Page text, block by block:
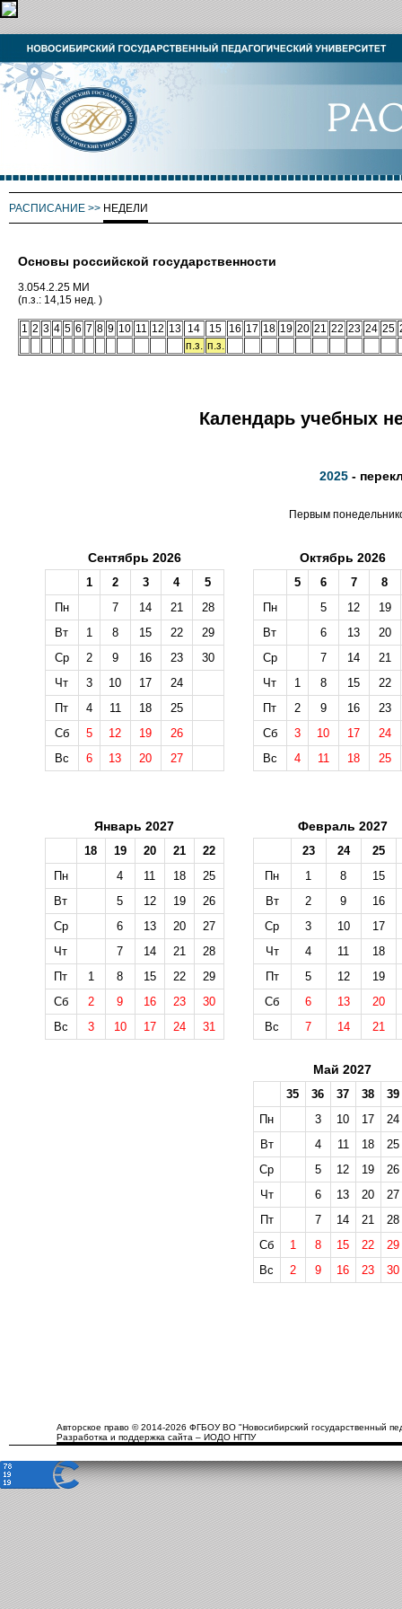
РАСПИСАНИЕ >> НЕДЕЛИ
Основы российской государственности
3.054.2.25 МИ
(п.з.: 14,15 нед. )
1 2 3 4 5 6 7 8 9 10 11 12 13 14 15 16 17 18 19 20 21 22 23 24 25
п.з. п.з.
Календарь учебных
2025 -
Первым
Сентябрь 2026
1 2 3 4
5
Пн
7 14 21
28
Вт
1 8 15 22
29
Ср
2 9 16 23
30
Чт
3 10 17
24
Пт
4 11 18
25
Сб
5 12 19
26
Вс
6 13 20 27
Октябрь 2026
5 6 7
8
Пн
5 12
19
Вт
6 13
20
Ср
7 14
21
Чт
1 8 15
22
Пт
2 9 16
23
Сб
3 10 17
24
Вс
4 11 18 25
Январь 2027
18 19 20 21
22
Пн
4 11 18
25
Вт
5 12 19
26
Ср
6 13 20
27
Чт
7 14 21
28
Пт
1 8 15 22
29
Сб
2 9 16 23
30
Вс
3 10 17 24 31
Февраль 2027
23 24
25
Пн
1 8
15
Вт
2 9
16
Ср
3 10
17
Чт
4 11
18
Пт
5 12
19
Сб
6 13
20
Вс
7 14 21
Май 2027
35 36 37 38
39
Пн
3 10 17
24
Вт
4 11 18
25
Ср
5 12 19
26
Чт
6 13 20
27
Пт
7 14 21
28
Сб
1 8 15 22
29
Вс
2 9 16 23 30
Авторское право © 2014-2026 ФГБОУ ВО "Новосибирский государственный
Разработка и поддержка сайта – ИОДО НГПУ